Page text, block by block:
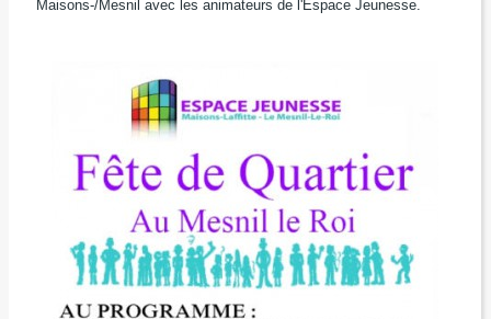
Maisons-/Mesnil avec les animateurs de l'Espace Jeunesse.